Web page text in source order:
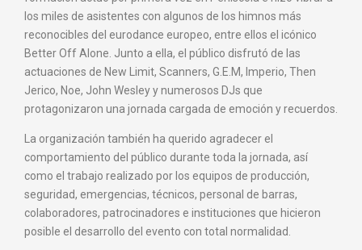
los miles de asistentes con algunos de los himnos más
reconocibles del eurodance europeo, entre ellos el icónico
Better Off Alone. Junto a ella, el público disfrutó de las
actuaciones de New Limit, Scanners, G.E.M, Imperio, Then
Jerico, Noe, John Wesley y numerosos DJs que
protagonizaron una jornada cargada de emoción y recuerdos.
La organización también ha querido agradecer el
comportamiento del público durante toda la jornada, así
como el trabajo realizado por los equipos de producción,
seguridad, emergencias, técnicos, personal de barras,
colaboradores, patrocinadores e instituciones que hicieron
posible el desarrollo del evento con total normalidad.